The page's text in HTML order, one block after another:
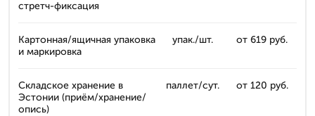
стретч-фиксация
Картонная/ящичная упаковка
и маркировка
упак./шт. от 619 руб.
Складское хранение в
Эстонии (приём/хранение/
опись)
паллет/сут. от 120 руб.